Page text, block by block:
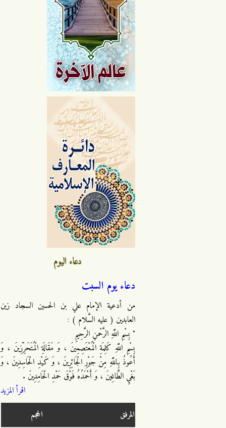
دعاء اليوم
دعاء يوم السبت
من أدعية الإمام علي بن الحسين السجاد زين
العابدين ( عليه السَّلام ) :
" بِسْمِ اللَّهِ الرَّحْمنِ الرَّحِيمِ
بِسْمِ اللَّهِ كَلِمَةِ الْمُعْتَصِمِينَ ، وَ مَقَالَةِ الْمُتَحَرِّزِينَ ، وَ
أَعُوذُ بِاللَّهِ مِنْ جَوْرِ الْجَائِرِينَ ، وَ كَيْدِ الْحَاسِدِينَ ، وَ
بَغْيِ الطَّاغِينَ ، وَ أَحْمَدُهُ فَوْقَ حَمْدِ الْحَامِدِينَ .
اقرأ المزيد
المرفق
الحجم